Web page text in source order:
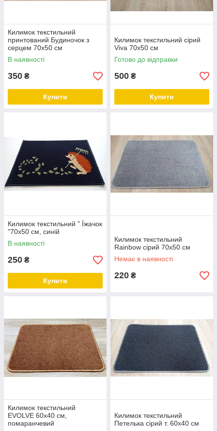
Килимок текстильний
принтований Будиночок з
серцем 70х50 см
В наявності
350 ₴
Купити
Килимок текстильний сірий
Viva 70х50 см
Готово до відправки
500 ₴
Купити
Килимок текстильний " Їжачок
"70х50 см, синій
В наявності
250 ₴
Купити
Килимок текстильний
Rainbow сірий 70х50 см
Немає в наявності
220 ₴
Килимок текстильний
EVOLVE 60х40 см,
помаранчевий
Килимок текстильний
Петелька сірий т. 60х40 см